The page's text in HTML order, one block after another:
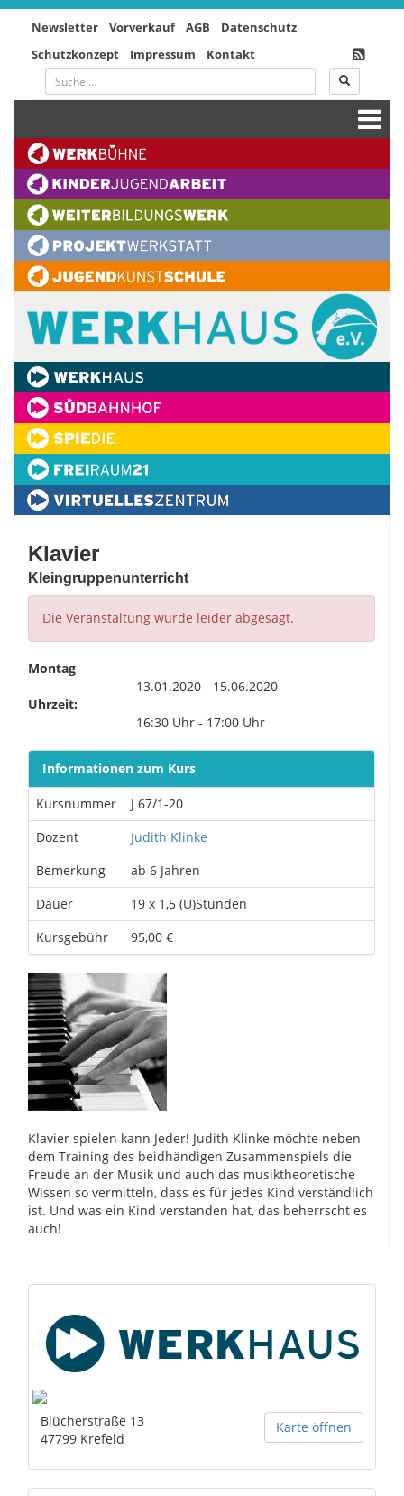
Newsletter Vorverkauf AGB
Datenschutz
Schutzkonzept
Impressum Kontakt
Klavier
Kleingruppenunterricht
Die Veranstaltung wurde leider abgesagt.
Montag
13.01.2020 - 15.06.2020
Uhrzeit:
16:30 Uhr - 17:00 Uhr
Informationen zum Kurs
Kursnummer
J 67/1-20
Dozent
Judith Klinke
Bemerkung
ab 6 Jahren
Dauer
19 x 1,5 (U)Stunden
Kursgebühr
95,00 €
Klavier spielen kann Jeder! Judith Klinke möchte neben
dem Training des beidhändigen Zusammenspiels die
Freude an der Musik und auch das musiktheoretische
Wissen so vermitteln, dass es für jedes Kind verständlich
ist. Und was ein Kind verstanden hat, das beherrscht es
auch!
Karte öffnen
Blücherstraße 13
47799 Krefeld